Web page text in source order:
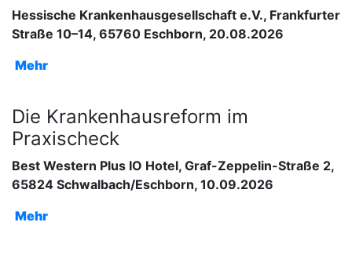
Hessische Krankenhausgesellschaft e.V., Frankfurter
Straße 10–14, 65760 Eschborn, 20.08.2026
Mehr
Die Krankenhausreform im
Praxischeck
Best Western Plus IO Hotel, Graf-Zeppelin-Straße 2,
65824 Schwalbach/Eschborn, 10.09.2026
Mehr